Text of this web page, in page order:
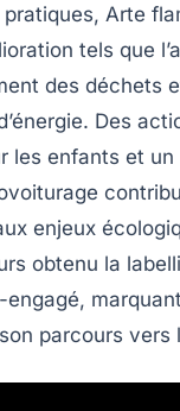
Arte
tels que
des déchets
Des
les enfants et
enjeux
obtenu la
engagé,
parcours vers